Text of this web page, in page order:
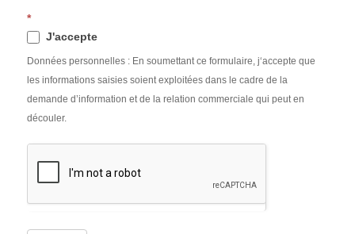
*
J'accepte
Données personnelles : En soumettant ce formulaire, j‘accepte que
les informations saisies soient exploitées dans le cadre de la
demande d’information et de la relation commerciale qui peut en
découler.